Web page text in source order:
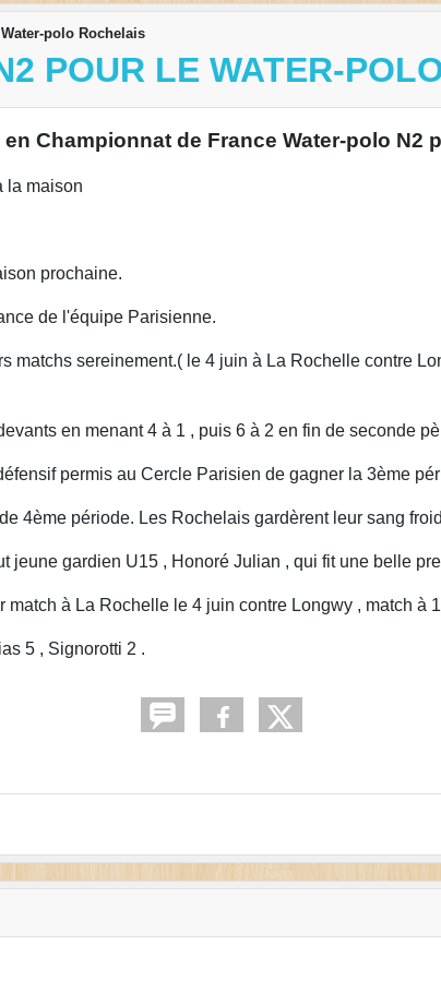
polo Rochelais
POUR LE WATER-
Championnat de France Water-polo N2
la maison
prochaine.
de l'équipe Parisienne.
matchs sereinement.( le 4 juin à La Rochelle contre
en menant 4 à 1 , puis 6 à 2 en fin de seconde
permis au Cercle Parisien de gagner la 3ème
4ème période. Les Rochelais gardèrent leur sang
jeune gardien U15 , Honoré Julian , qui fit une belle
à La Rochelle le 4 juin contre Longwy , match à
5 , Signorotti 2 .